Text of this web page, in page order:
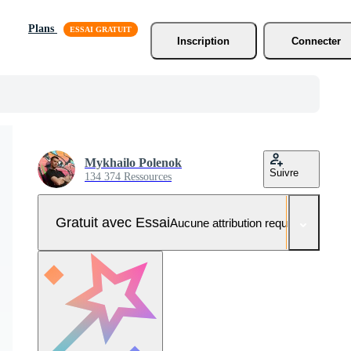
Plans
Inscription
Connecter
Mykhailo Polenok
134 374 Ressources Suivre
Gratuit avec EssaiAucune attribution requise